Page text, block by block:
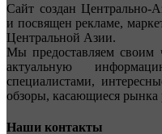
Сайт создан Центрально-
и посвящен рекламе,
Центральной Азии.
Мы предоставляем своим
актуальную
специалистами,
обзоры, касающиеся рынка
Наши контакты